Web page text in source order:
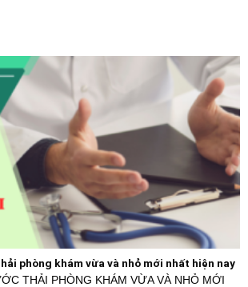
phòng khám vừa và nhỏ mới nhất hiện nay
THẢI PHÒNG KHÁM VỪA VÀ NHỎ MỚI